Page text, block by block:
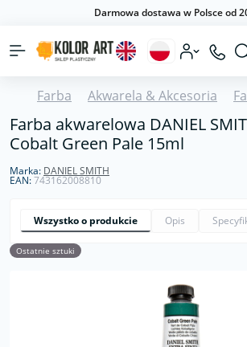
Darmowa dostawa w Polsce od
Farba Akwarela & Akcesoria
Farba akwarelowa DANIEL
Cobalt Green Pale 15ml
Marka: DANIEL SMITH
EAN:743162008810
Wszystko o produkcie Opis
Ostatnie sztuki